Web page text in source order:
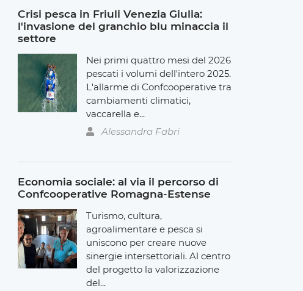
Crisi pesca in Friuli Venezia Giulia:
l'invasione del granchio blu minaccia il
settore
Nei primi quattro mesi del 2026
pescati i volumi dell'intero 2025.
L'allarme di Confcooperative tra
cambiamenti climatici,
vaccarella e...
Alessandra Fabri
Economia sociale: al via il percorso di
Confcooperative Romagna-Estense
Turismo, cultura,
agroalimentare e pesca si
uniscono per creare nuove
sinergie intersettoriali. Al centro
del progetto la valorizzazione
del...